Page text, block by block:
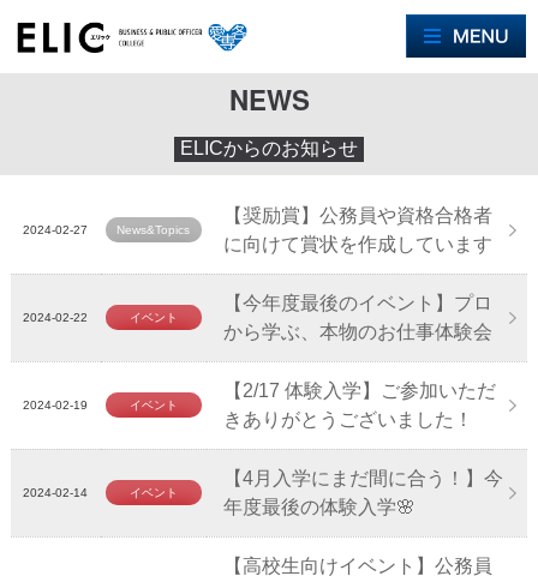
NEWS
ELICからのお知らせ
2024-02-27 News&Topics
【奨励賞】公務員や資格合格者
に向けて賞状を作成しています
2024-02-22 イベント
【今年度最後のイベント】プロ
から学ぶ、本物のお仕事体験会
2024-02-19 イベント
【2/17 体験入学】ご参加いただ
きありがとうございました！
2024-02-14 イベント
【4月入学にまだ間に合う！】今
年度最後の体験入学🌸
【高校生向けイベント】公務員